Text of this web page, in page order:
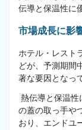
伝導と保温性に
市場成長に影
ホテル・レスト
どが、予測期間
著な要因となっ
熱伝導と保温性
の蓋の取っ手や
おり、エンドユ